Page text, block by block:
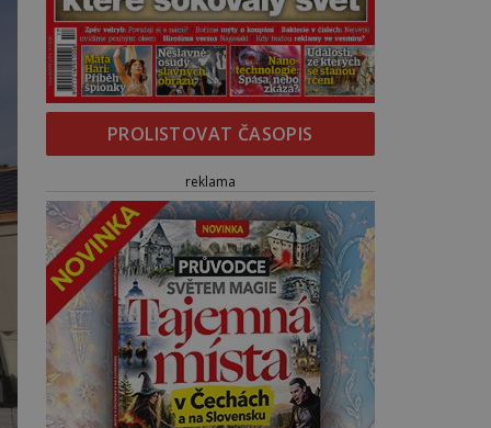
PROLISTOVAT ČASOPIS
reklama